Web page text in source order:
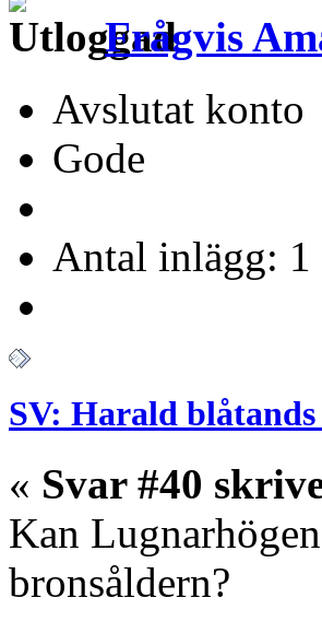
Frågvis
Avslutat konto
Gode
Antal inlägg: 1
SV: Harald
« Svar #40
Kan
bronsåldern?